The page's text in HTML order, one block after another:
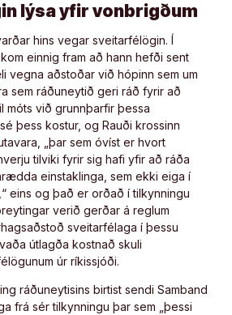
lýsa yfir vonbrigðum
hins vegar sveitarfélögin. Í
einnig fram að hann hefði sent
vegna aðstoðar við hópinn sem um
sem ráðuneytið geri ráð fyrir að
móts við grunnþarfir þessa
þess kostur, og Rauði krossinn
„þar sem óvíst er hvort
tilviki fyrir sig hafi yfir að ráða
einstaklinga, sem ekki eiga í
eins og það er orðað í tilkynningu
verið gerðar á reglum
sveitarfélaga í þessu
útlagða kostnað skuli
úr ríkissjóði.
ráðuneytisins birtist sendi Samband
frá sér tilkynningu þar sem „þessi